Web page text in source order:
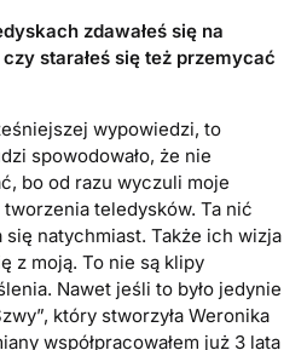
zdawałeś się na
starałeś się też przemycać
wypowiedzi, to
spowodowało, że nie
bo od razu wyczuli moje
teledysków. Ta nić
się natychmiast. Także ich wizja
z moją. To nie są klipy
Nawet jeśli to było jedynie
który stworzyła Weronika
współpracowałem już 3 lata